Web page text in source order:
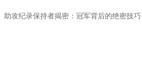
助攻纪录保持者揭密：冠军背后的绝密技巧